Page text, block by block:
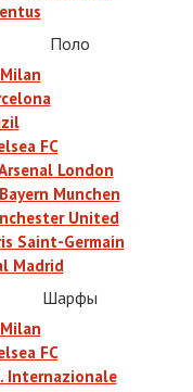
Поло
FC
London
Munchen
United
Saint-Germain
Madrid
Шарфы
FC
Internazionale